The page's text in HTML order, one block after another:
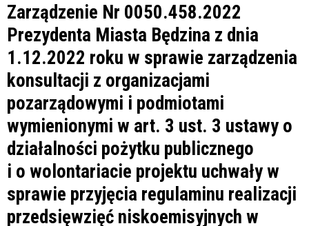
Zarządzenie Nr 0050.458.2022
Prezydenta Miasta Będzina z dnia
1.12.2022 roku w sprawie zarządzenia
konsultacji z organizacjami
pozarządowymi i podmiotami
wymienionymi w art. 3 ust. 3 ustawy o
działalności pożytku publicznego
i o wolontariacie projektu uchwały w
sprawie przyjęcia regulaminu realizacji
przedsięwzięć niskoemisyjnych w